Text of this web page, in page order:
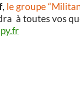
, le groupe
à toutes vos